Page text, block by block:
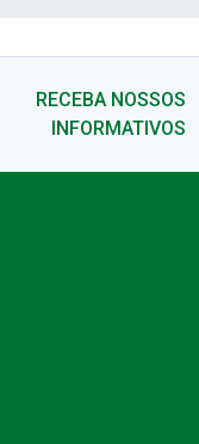
RECEBA NOSSOS
INFORMATIVOS